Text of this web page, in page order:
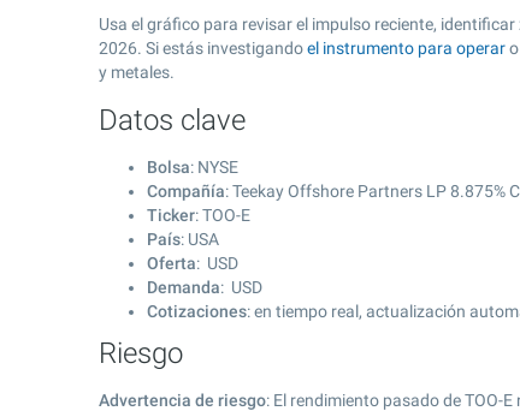
Usa el gráfico para revisar el impulso reciente,
2026. Si estás investigandoel instrumento para operar
y metales.
Datos clave
Bolsa: NYSE
Compañía: Teekay Offshore Partners LP 8.875%
Ticker: TOO-E
País: USA
Oferta: USD
Demanda: USD
Cotizaciones: en tiempo real, actualización
Riesgo
Advertencia de riesgo: El rendimiento pasado de TOO-